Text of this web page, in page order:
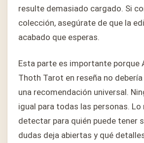
resulte demasiado cargado. Si
colección, asegúrate de que la
acabado que esperas.
Esta parte es importante porque
Thoth Tarot en reseña no
una recomendación universal.
igual para todas las personas. Lo
detectar para quién puede tener
dudas deja abiertas y qué